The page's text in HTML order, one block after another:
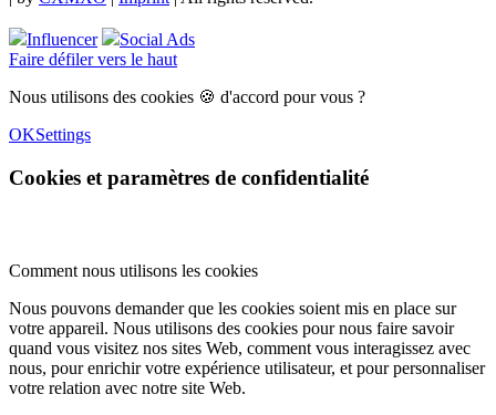
Influencer
Social Ads
Faire défiler vers le haut
Nous utilisons des cookies 🍪 d'accord pour vous ?
OKSettings
Cookies et paramètres de confidentialité
Comment nous utilisons les cookies
Nous pouvons demander que les cookies soient mis en place sur
votre appareil. Nous utilisons des cookies pour nous faire savoir
quand vous visitez nos sites Web, comment vous interagissez avec
nous, pour enrichir votre expérience utilisateur, et pour personnaliser
votre relation avec notre site Web.